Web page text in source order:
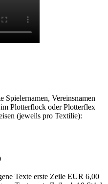
Spielernamen, Vereinsnamen
Plotterflock oder Plotterflex
(jeweils pro Textilie):
Texte erste Zeile EUR 6,00